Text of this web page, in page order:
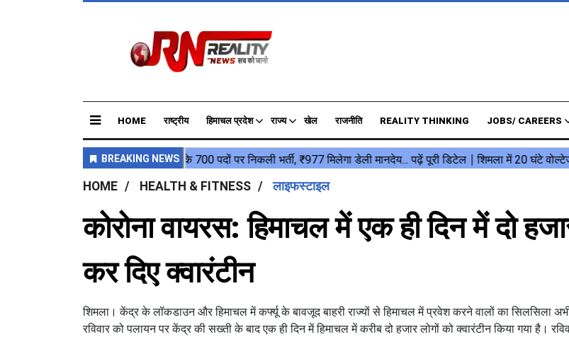
HOME राष्ट्रीय हिमाचल प्रदेश राज्य खेल राजनीति REALITY THINKING JOBS/ CAREERS
HOME HEALTH & FITNESS लाइफस्टाइल
कोरोना वायरस: हिमाचल में एक ही दिन में दो
कर दिए क्वारंटीन
शिमला। केंद्र के लॉकडाउन और हिमाचल में कर्फ्यू के बावजूद बाहरी राज्यों से हिमाचल में प्रवेश करने वालों का सिलसिला
रविवार को पलायन पर केंद्र की सख्ती के बाद एक ही दिन में हिमाचल में करीब दो हजार लोगों को क्वारंटीन किया गया है।